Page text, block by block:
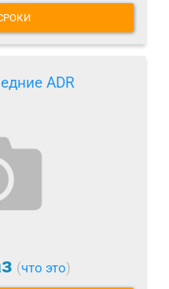
ADR
(что это)